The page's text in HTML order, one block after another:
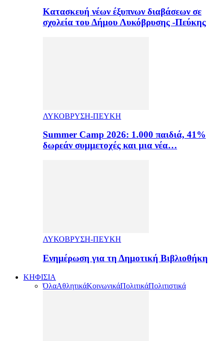
Κατασκευή νέων έξυπνων διαβάσεων σε
σχολεία του Δήμου Λυκόβρυσης -Πεύκης
ΛΥΚΟΒΡΥΣΗ-ΠΕΥΚΗ
Summer Camp 2026: 1.000 παιδιά, 41%
δωρεάν συμμετοχές και μια νέα…
ΛΥΚΟΒΡΥΣΗ-ΠΕΥΚΗ
Ενημέρωση για τη Δημοτική Βιβλιοθήκη
ΚΗΦΙΣΙΑ
ΌλαΑθλητικάΚοινωνικάΠολιτικάΠολιτιστικά